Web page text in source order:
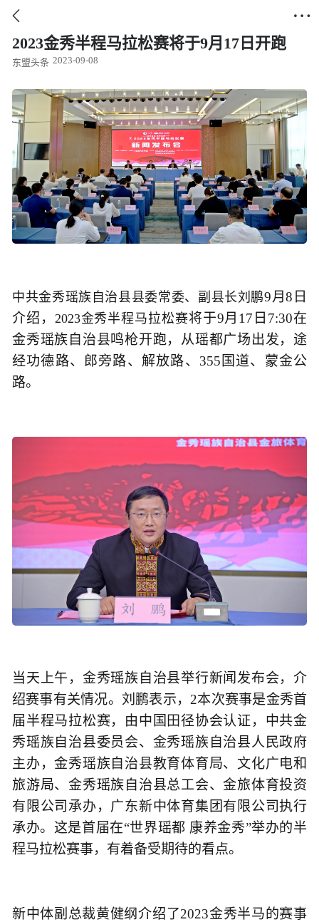
 
2023金秀半程马拉松赛将于9月17日开跑
东盟头条 2023-09-08
中共金秀瑶族自治县县委常委、副县长刘鹏9月8日
介绍， 2023金秀半程马拉松赛将于9月17日7:30在
金秀瑶族自治县鸣枪开跑，从瑶都广场出发，途
经功德路、郎旁路、解放路、355国道、蒙金公
路。
当天上午，金秀瑶族自治县举行新闻发布会，介
绍赛事有关情况。刘鹏表示，2本次赛事是金秀首
届半程马拉松赛，由中国田径协会认证，中共金
秀瑶族自治县委员会、金秀瑶族自治县人民政府
主办，金秀瑶族自治县教育体育局、文化广电和
旅游局、金秀瑶族自治县总工会、金旅体育投资
有限公司承办，广东新中体育集团有限公司执行
承办。这是首届在“世界瑶都 康养金秀”举办的半
程马拉松赛事，有着备受期待的看点。
新中体副总裁黄健纲介绍了2023金秀半马的赛事